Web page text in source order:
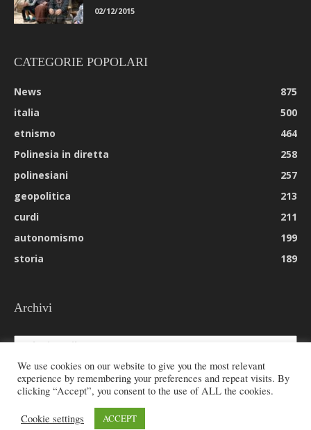
02/12/2015
CATEGORIE POPOLARI
News
875
italia
500
etnismo
464
Polinesia in diretta
258
polinesiani
257
geopolitica
213
curdi
211
autonomismo
199
storia
189
Archivi
Archivi
© 2026 All rights reserved - Etnie -
We use cookies on our website to give you the most relevant
experience by remembering your preferences and repeat visits. By
clicking “Accept”, you consent to the use of ALL the cookies.
Cookie settings ACCEPT